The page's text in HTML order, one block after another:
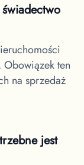
ten
na sprzedaż
jest